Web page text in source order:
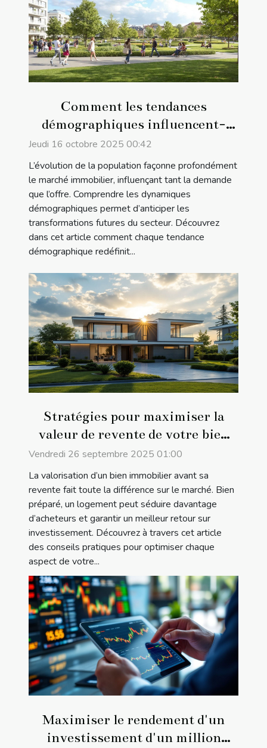
Comment les tendances
démographiques influencent-
elles le marché immobilier ?
Jeudi 16 octobre 2025 00:42
L’évolution de la population façonne profondément
le marché immobilier, influençant tant la demande
que l’offre. Comprendre les dynamiques
démographiques permet d’anticiper les
transformations futures du secteur. Découvrez
dans cet article comment chaque tendance
démographique redéfinit...
Stratégies pour maximiser la
valeur de revente de votre bien
immobilier
Vendredi 26 septembre 2025 01:00
La valorisation d’un bien immobilier avant sa
revente fait toute la différence sur le marché. Bien
préparé, un logement peut séduire davantage
d’acheteurs et garantir un meilleur retour sur
investissement. Découvrez à travers cet article
des conseils pratiques pour optimiser chaque
aspect de votre...
Maximiser le rendement d'un
investissement d'un million